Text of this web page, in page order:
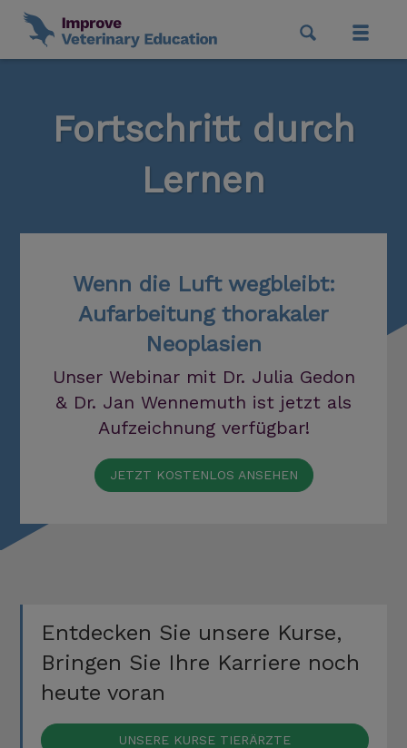
Fortschritt durch
Lernen
Wenn die Luft wegbleibt:
Aufarbeitung thorakaler
Neoplasien
Unser Webinar mit Dr. Julia Gedon
& Dr. Jan Wennemuth ist jetzt als
Aufzeichnung verfügbar!
JETZT KOSTENLOS ANSEHEN
Entdecken Sie unsere Kurse,
Bringen Sie Ihre Karriere noch
heute voran
UNSERE KURSE TIERÄRZTE